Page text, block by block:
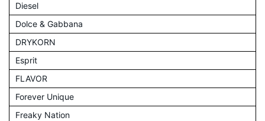
Diesel
Dolce & Gabbana
DRYKORN
Esprit
FLAVOR
Forever Unique
Freaky Nation